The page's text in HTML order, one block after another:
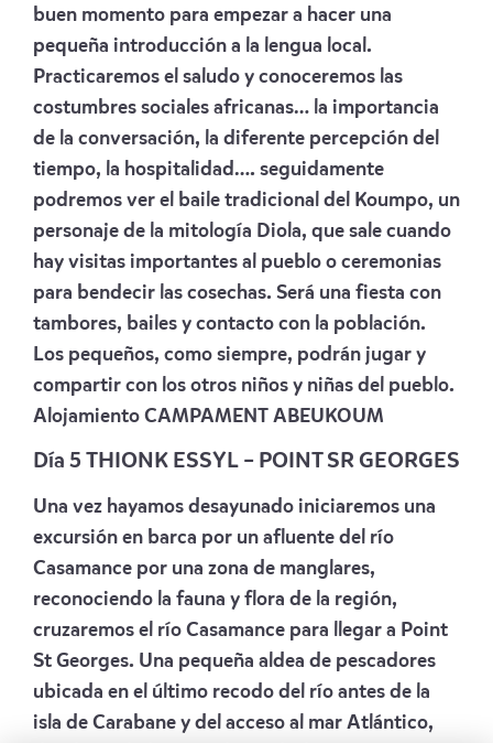
buen momento para empezar a hacer una
pequeña introducción a la lengua local.
Practicaremos el saludo y conoceremos las
costumbres sociales africanas… la importancia
de la conversación, la diferente percepción del
tiempo, la hospitalidad…. seguidamente
podremos ver el baile tradicional del Koumpo, un
personaje de la mitología Diola, que sale cuando
hay visitas importantes al pueblo o ceremonias
para bendecir las cosechas. Será una fiesta con
tambores, bailes y contacto con la población.
Los pequeños, como siempre, podrán jugar y
compartir con los otros niños y niñas del pueblo.
Alojamiento CAMPAMENT ABEUKOUM
Día 5 THIONK ESSYL – POINT SR GEORGES
Una vez hayamos desayunado iniciaremos una
excursión en barca por un afluente del río
Casamance por una zona de manglares,
reconociendo la fauna y flora de la región,
cruzaremos el río Casamance para llegar a Point
St Georges. Una pequeña aldea de pescadores
ubicada en el último recodo del río antes de la
isla de Carabane y del acceso al mar Atlántico,